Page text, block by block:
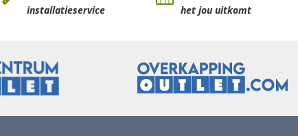
installatieservice
het jou uitkomt